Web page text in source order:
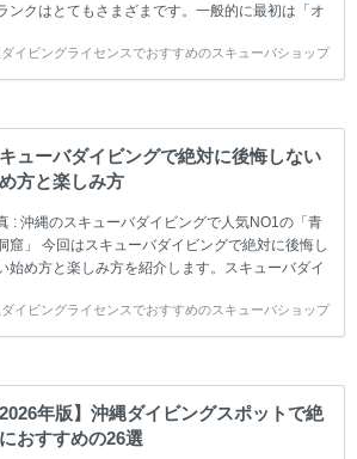
ンクはとてもさまざまです。一般的に最初は「オ
ダイビングのライセンスカードはダイビングの教
関もしくは指導団体が発行しています。教育機関
をしています。 ダイビングライセンスの種類はエン
ーレベルのライセンスからプロレベルのライセン
でランク分けされています。各教育機関(指導団
よってライセンスカードの名称、トレーニング内
違いがありま...
イビングライセンスでおすすめのスキューバショップ
ューバダイビングで絶対に後悔しない
方と楽しみ方
: 沖縄のスキューバダイビングで人気NO1の「青
窟」 今回はスキューバダイビングで絶対に後悔し
始め方と楽しみ方を紹介します。スキューバダイ
だ始めて間もない初心者の方に必見の内容です。
ューバダイビングの始め方と楽しみ方について学
イビングが台無しになり後悔することになってしま
もしれません。 又、スキューバダイビングは事故
スクがあるスポーツでもあります。もしかしたら
イビングライセンスでおすすめのスキューバショップ
2026年版】沖縄ダイビングスポットで絶
おすすめの26選